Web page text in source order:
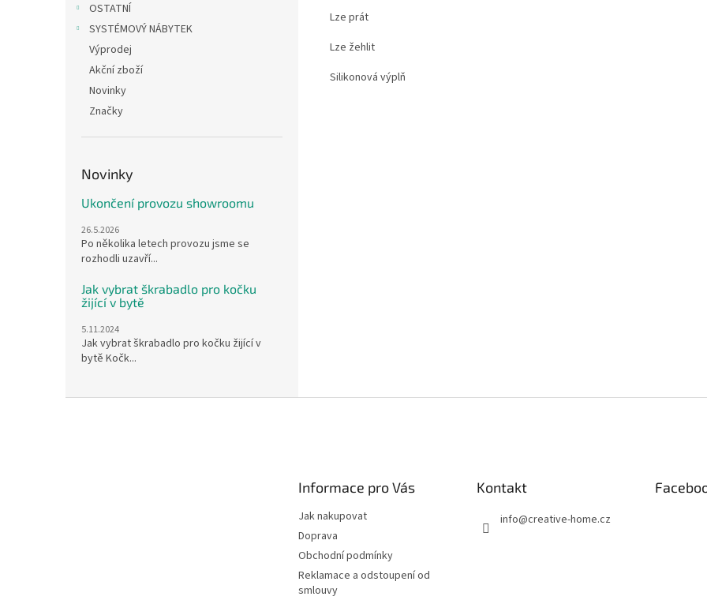
OSTATNÍ
SYSTÉMOVÝ NÁBYTEK
Výprodej
Akční zboží
Novinky
Značky
Novinky
Ukončení provozu showroomu
26.5.2026
Po několika letech provozu jsme se
rozhodli uzavří...
Jak vybrat škrabadlo pro kočku
žijící v bytě
5.11.2024
Jak vybrat škrabadlo pro kočku žijící v
bytě Kočk...
Lze prát
Lze žehlit
Silikonová výplň
Informace pro Vás
Jak nakupovat
Doprava
Obchodní podmínky
Reklamace a odstoupení od
smlouvy
Kontakt
info@creative-home.cz